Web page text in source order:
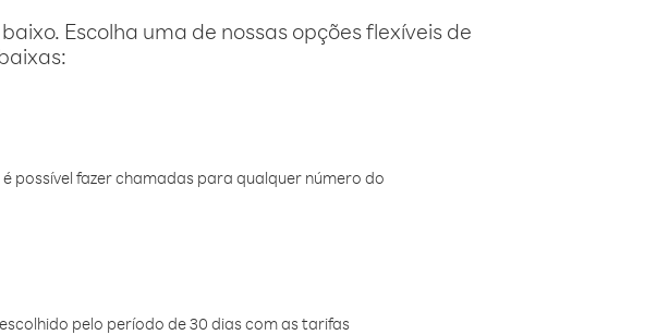
Escolha uma de nossas opções flexíveis de
possível fazer chamadas para qualquer número do
pelo período de 30 dias com as tarifas